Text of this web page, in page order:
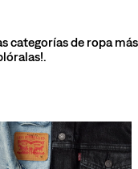
categorías de ropa más